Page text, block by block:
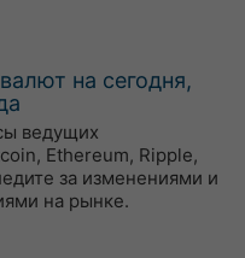
на сегодня,
ведущих
Ethereum, Ripple,
за изменениями и
на рынке.